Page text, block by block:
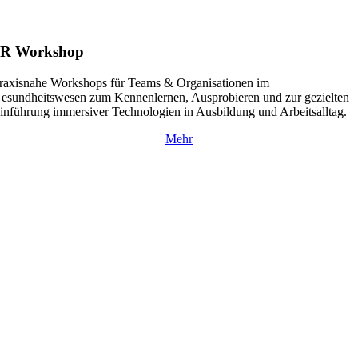
Workshop
Workshops für Teams & Organisationen im
zum Kennenlernen, Ausprobieren und zur gezielten
immersiver Technologien in Ausbildung und Arbeitsalltag.
Mehr